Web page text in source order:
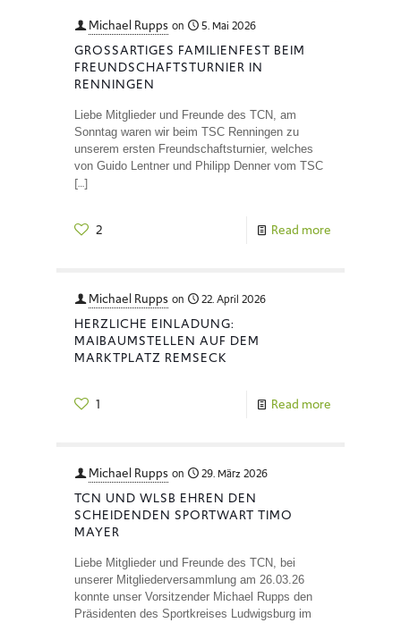
Michael Rupps on 5. Mai 2026
GROSSARTIGES FAMILIENFEST BEIM F
REUNDSCHAFTSTURNIER IN R
ENNINGEN
Liebe Mitglieder und Freunde des TCN, am
Sonntag waren wir beim TSC Renningen zu
unserem ersten Freundschaftsturnier, welches
von Guido Lentner und Philipp Denner vom TSC
[…]
2 Read more
Michael Rupps on 22. April 2026
HERZLICHE EINLADUNG:
MAIBAUMSTELLEN AUF DEM
MARKTPLATZ REMSECK
1 Read more
Michael Rupps on 29. März 2026
TCN UND WLSB EHREN DEN
SCHEIDENDEN SPORTWART TIMO
MAYER
Liebe Mitglieder und Freunde des TCN, bei
unserer Mitgliederversammlung am 26.03.26
konnte unser Vorsitzender Michael Rupps den
Präsidenten des Sportkreises Ludwigsburg im